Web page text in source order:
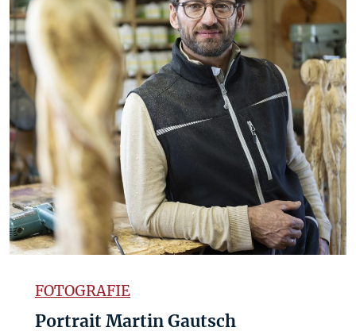
FOTOGRAFIE
Portrait Martin Gautsch